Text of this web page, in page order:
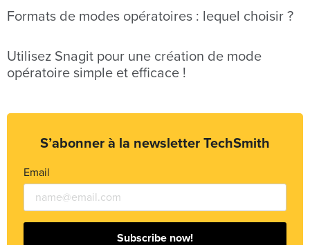
Formats de modes opératoires : lequel choisir ?
Utilisez Snagit pour une création de mode
opératoire simple et efficace !
S’abonner à la newsletter TechSmith
Email
Subscribe now!